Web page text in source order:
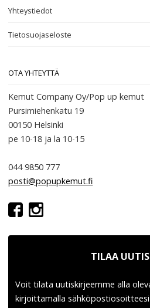
Yhteystiedot
Tietosuojaseloste
OTA YHTEYTTÄ
Kemut Company Oy/Pop up kemut
Pursimiehenkatu 19
00150 Helsinki
pe 10-18 ja la 10-15
044 9850 777
posti@popupkemut.fi
TILAA
Voit tilata uutiskirjeemme alla
kirjoittamalla